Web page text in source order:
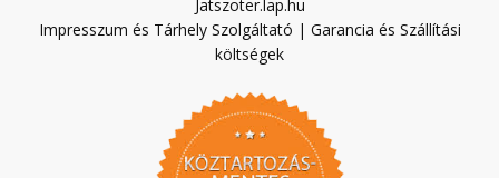
Jatszoter.lap.hu
Impresszum és Tárhely Szolgáltató | Garancia és Szállítási
költségek